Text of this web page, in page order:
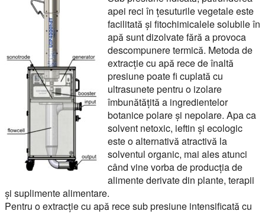
apei reci în țesuturile vegetale este
facilitată și fitochimicalele solubile în
apă sunt dizolvate fără a provoca
descompunere termică. Metoda de
extracție cu apă rece de înaltă
presiune poate fi cuplată cu
ultrasunete pentru o izolare
îmbunătățită a ingredientelor
botanice polare și nepolare. Apa ca
solvent netoxic, ieftin și ecologic
este o alternativă atractivă la
solventul organic, mai ales atunci
când vine vorba de producția de
alimente derivate din plante, terapii
și suplimente alimentare.
Pentru o extracție cu apă rece sub presiune intensificată cu